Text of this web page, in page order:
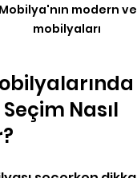
modern ve
mobilyaları
Nasıl